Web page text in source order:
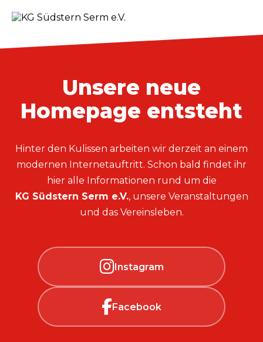
Unsere neue
Homepage entsteht
Hinter den Kulissen arbeiten wir derzeit an einem
modernen Internetauftritt. Schon bald findet ihr
hier alle Informationen rund um die
KG Südstern Serm e.V., unsere Veranstaltungen
und das Vereinsleben.
Instagram
Facebook